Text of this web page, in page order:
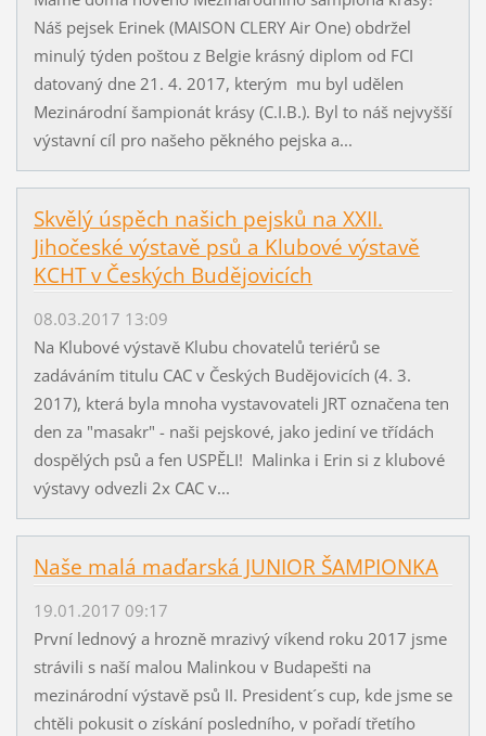
Náš pejsek Erinek (MAISON CLERY Air One) obdržel
minulý týden poštou z Belgie krásný diplom od FCI
datovaný dne 21. 4. 2017, kterým mu byl udělen
Mezinárodní šampionát krásy (C.I.B.). Byl to náš nejvyšší
výstavní cíl pro našeho pěkného pejska a...
Skvělý úspěch našich pejsků na XXII.
Jihočeské výstavě psů a Klubové výstavě
KCHT v Českých Budějovicích
08.03.2017 13:09
Na Klubové výstavě Klubu chovatelů teriérů se
zadáváním titulu CAC v Českých Budějovicích (4. 3.
2017), která byla mnoha vystavovateli JRT označena ten
den za "masakr" - naši pejskové, jako jediní ve třídách
dospělých psů a fen USPĚLI! Malinka i Erin si z klubové
výstavy odvezli 2x CAC v...
Naše malá maďarská JUNIOR ŠAMPIONKA
19.01.2017 09:17
První lednový a hrozně mrazivý víkend roku 2017 jsme
strávili s naší malou Malinkou v Budapešti na
mezinárodní výstavě psů II. President´s cup, kde jsme se
chtěli pokusit o získání posledního, v pořadí třetího